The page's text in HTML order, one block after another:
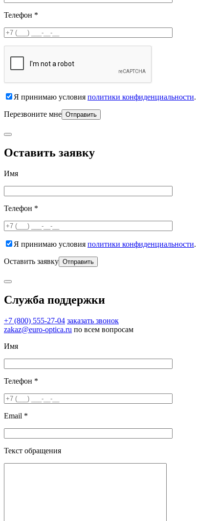
Телефон *
Я принимаю условия политики конфиденциальности.
Перезвоните мне
Оставить заявку
Имя
Телефон *
Я принимаю условия политики конфиденциальности.
Оставить заявку
Служба поддержки
+7 (800) 555-27-04 заказать звонок
zakaz@euro-optica.ru по всем вопросам
Имя
Телефон *
Email *
Текст обращения